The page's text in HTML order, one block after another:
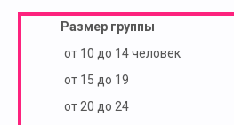
Размер группы
от 10 до 14 человек
от 15 до 19
от 20 до 24